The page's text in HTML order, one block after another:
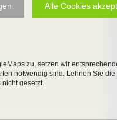
Alle Cookies
zu, setzen wir
notwendig sind. Lehnen Sie die
gesetzt.